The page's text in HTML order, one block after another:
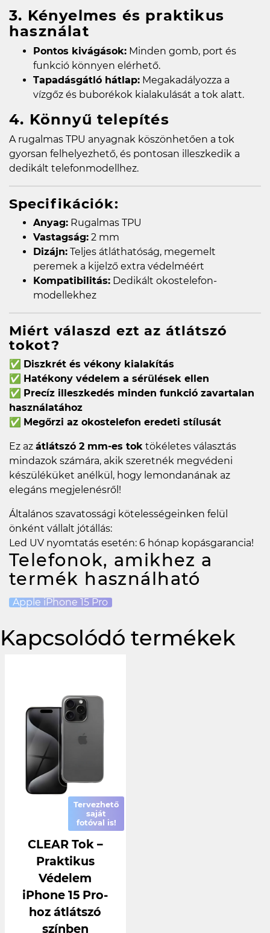
3. Kényelmes és praktikus
használat
Pontos kivágások: Minden gomb, port és
funkció könnyen elérhető.
Tapadásgátló hátlap: Megakadályozza a
vízgőz és buborékok kialakulását a tok alatt.
4. Könnyű telepítés
A rugalmas TPU anyagnak köszönhetően a tok
gyorsan felhelyezhető, és pontosan illeszkedik a
dedikált telefonmodellhez.
Specifikációk:
Anyag: Rugalmas TPU
Vastagság: 2 mm
Dizájn: Teljes átláthatóság, megemelt
peremek a kijelző extra védelméért
Kompatibilitás: Dedikált okostelefon-
modellekhez
Miért válaszd ezt az átlátszó
tokot?
✅ Diszkrét és vékony kialakítás
✅ Hatékony védelem a sérülések ellen
✅ Precíz illeszkedés minden funkció zavartalan
használatához
✅ Megőrzi az okostelefon eredeti stílusát
Ez az átlátszó 2 mm-es tok tökéletes választás
mindazok számára, akik szeretnék megvédeni
készüléküket anélkül, hogy lemondanának az
elegáns megjelenésről!
Általános szavatossági kötelességeinken felül
önként vállalt jótállás:
Led UV nyomtatás esetén: 6 hónap kopásgarancia!
Telefonok, amikhez a
termék használható
Apple iPhone 15 Pro
Kapcsolódó termékek
Tervezhető
saját
fotóval is!
CLEAR Tok –
Praktikus
Védelem
iPhone 15 Pro-
hoz átlátszó
színben